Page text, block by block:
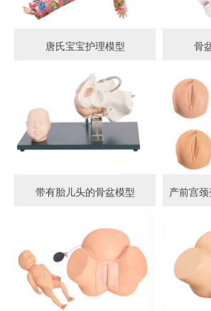
唐氏宝宝护理模型 骨
带有胎儿头的骨盆模型 产前宫